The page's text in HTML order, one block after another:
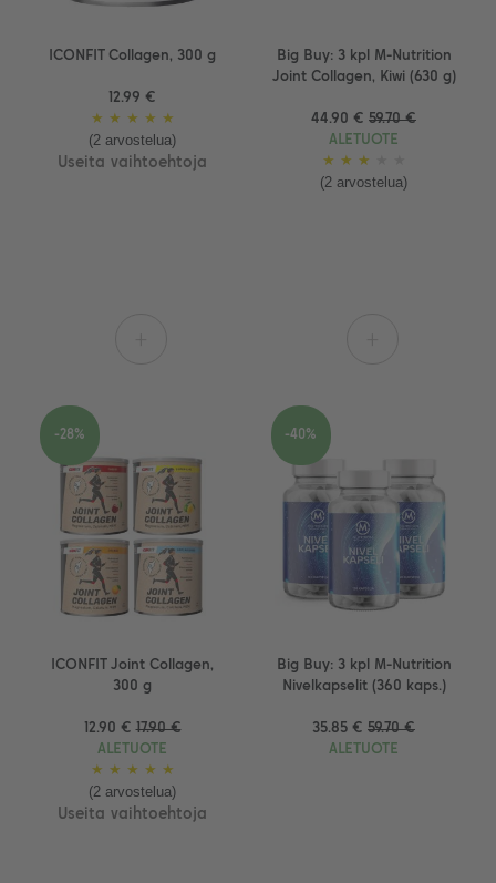
ICONFIT Collagen, 300 g
12.99 €
★ ★ ★ ★ ★
(2 arvostelua)
Useita vaihtoehtoja
Big Buy: 3 kpl M-Nutrition
Joint Collagen, Kiwi (630 g)
44.90 € 59.70 €
ALETUOTE
★ ★ ★
(2 arvostelua)
ICONFIT Joint Collagen,
300 g
12.90 € 17.90 €
ALETUOTE
★ ★ ★ ★ ★
(2 arvostelua)
Useita vaihtoehtoja
-28%
Big Buy: 3 kpl M-Nutrition
Nivelkapselit (360 kaps.)
35.85 € 59.70 €
ALETUOTE
-40%